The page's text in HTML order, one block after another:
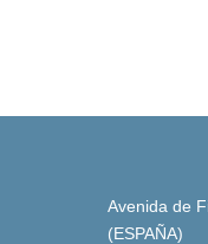
Avenida de
(ESPAÑA)